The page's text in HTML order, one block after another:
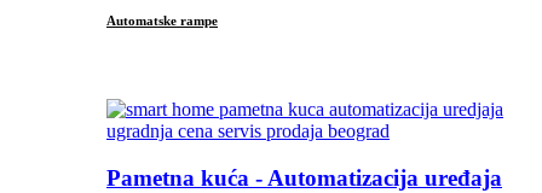
Automatske rampe
Pametna kuća - Automatizacija uređaja